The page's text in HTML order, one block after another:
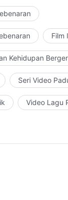
Film
Kehidupan
Seri Video
Video Lagu